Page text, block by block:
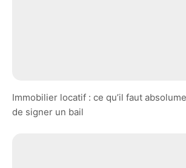
Immobilier locatif : ce qu’il faut
de signer un bail